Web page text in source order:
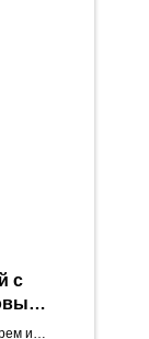
с
и